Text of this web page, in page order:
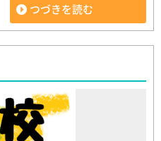
つづきを読む